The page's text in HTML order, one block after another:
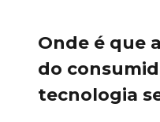
Onde é que
do
tecnologia